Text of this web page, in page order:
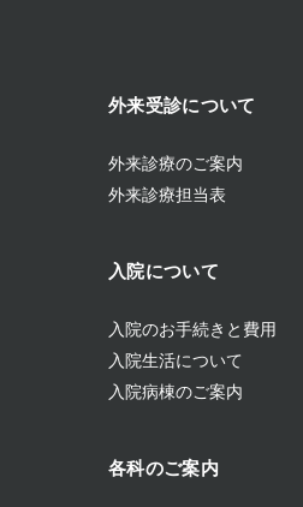
外来受診について
外来診療のご案内
外来診療担当表
入院について
入院のお手続きと費用
入院生活について
入院病棟のご案内
各科のご案内